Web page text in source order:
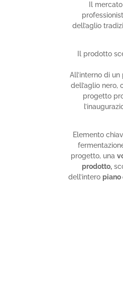
Il
dell’aglio
Il prodotto
All’interno di
dell’aglio nero,
progetto
Elemento
progetto, una
prodotto,
dell’intero piano